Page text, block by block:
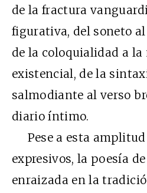
de la fractura
figurativa, del soneto
de la coloquialidad a
existencial, de la
salmodiante al verso
diario íntimo.
Pese a esta amplitud
expresivos, la poesía
enraizada en la